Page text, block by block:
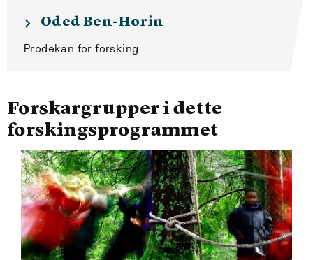
Oded Ben-Horin
Prodekan for forsking
Forskargrupper i dette
forskingsprogrammet